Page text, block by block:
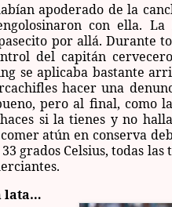
apoderado de la
con ella.
por allá. Durante
del capitán
se aplicaba bastante
hacer una
pero al final, como
si la tienes y no
atún en conserva
grados Celsius, todas
lata…